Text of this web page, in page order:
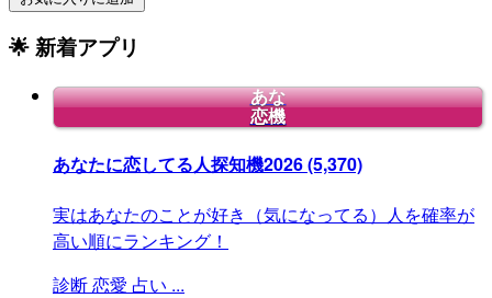
🌟 新着アプリ
あな
恋機
あなたに恋してる人探知機2026(5,370)
実はあなたのことが好き（気になってる）人を確率が
高い順にランキング！
診断恋愛 占い ...